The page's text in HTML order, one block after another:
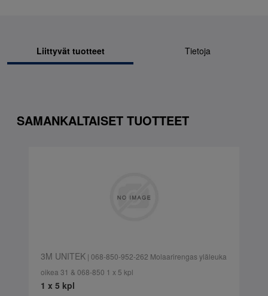
Liittyvät tuotteet Tietoja
SAMANKALTAISET TUOTTEET
3M UNITEK| 068-850-952-262 Molaarirengas yläleuka
oikea 31 & 068-850 1 x 5 kpl
1 x 5 kpl